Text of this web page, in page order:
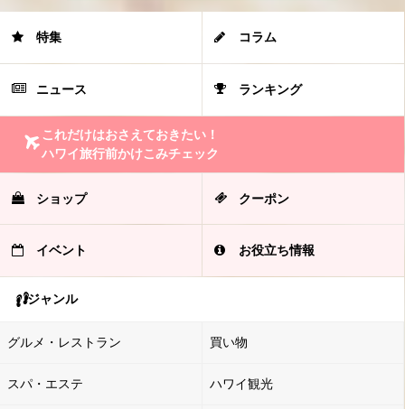
特集 コラム
ニュース ランキング
これだけはおさえておきたい！
ハワイ旅行前かけこみチェック
ショップ クーポン
イベント お役立ち情報
ジャンル
グルメ・レストラン 買い物
スパ・エステ ハワイ観光